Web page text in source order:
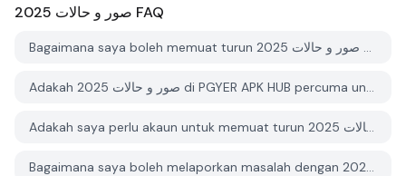
صور و حالات 2025 FAQ
Bagaimana saya boleh memuat turun صور و حالات 2025 dari PGYER APK HUB?
Adakah صور و حالات 2025 di PGYER APK HUB percuma untuk dimuat turun?
Adakah saya perlu akaun untuk memuat turun صور و حالات 2025 dari PGYER APK HUB?
Bagaimana saya boleh melaporkan masalah dengan صور و حالات 2025 di PGYER APK HUB?